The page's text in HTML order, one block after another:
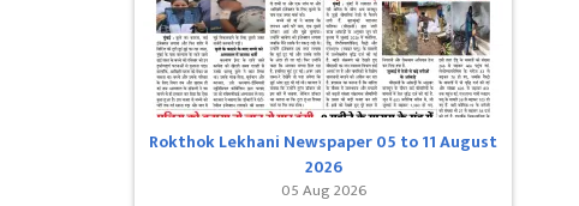
Rokthok Lekhani Newspaper 05 to 11 August
2026
05 Aug 2026